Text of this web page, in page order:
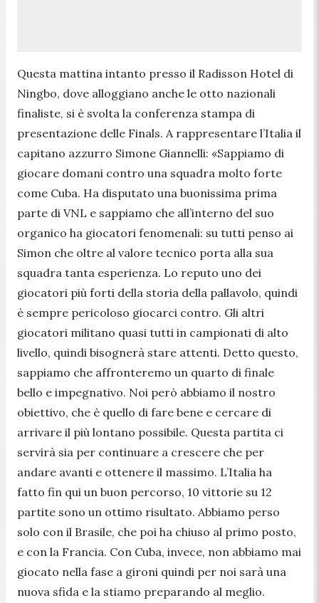
Questa mattina intanto presso il Radisson Hotel di
Ningbo, dove alloggiano anche le otto nazionali
finaliste, si è svolta la conferenza stampa di
presentazione delle Finals. A rappresentare l’Italia il
capitano azzurro Simone Giannelli: «Sappiamo di
giocare domani contro una squadra molto forte
come Cuba. Ha disputato una buonissima prima
parte di VNL e sappiamo che all’interno del suo
organico ha giocatori fenomenali: su tutti penso ai
Simon che oltre al valore tecnico porta alla sua
squadra tanta esperienza. Lo reputo uno dei
giocatori più forti della storia della pallavolo, quindi
è sempre pericoloso giocarci contro. Gli altri
giocatori militano quasi tutti in campionati di alto
livello, quindi bisognerà stare attenti. Detto questo,
sappiamo che affronteremo un quarto di finale
bello e impegnativo. Noi però abbiamo il nostro
obiettivo, che è quello di fare bene e cercare di
arrivare il più lontano possibile. Questa partita ci
servirà sia per continuare a crescere che per
andare avanti e ottenere il massimo. L’Italia ha
fatto fin qui un buon percorso, 10 vittorie su 12
partite sono un ottimo risultato. Abbiamo perso
solo con il Brasile, che poi ha chiuso al primo posto,
e con la Francia. Con Cuba, invece, non abbiamo mai
giocato nella fase a gironi quindi per noi sarà una
nuova sfida e la stiamo preparando al meglio.